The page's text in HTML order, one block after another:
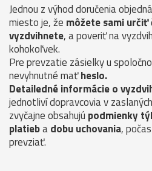
Jednou z výhod doručenia
miesto je, že môžete sami určiť
vyzdvihnete, a poveriť na
kohokoľvek.
Pre prevzatie zásielky u
nevyhnutné maťheslo.
Detailedné informácie o
jednotliví dopravcovia v
zvyčajne obsahujú podmienky
platiebadobu uchovania,
prevziať.